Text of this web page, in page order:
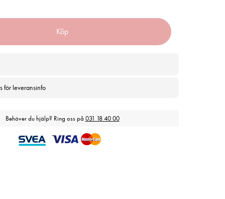
Köp
för leveransinfo
Behöver du hjälp? Ring oss på 031 18 40 00